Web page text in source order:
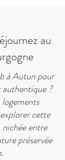
au
à Autun pour
?
cette
nichée entre
préservée